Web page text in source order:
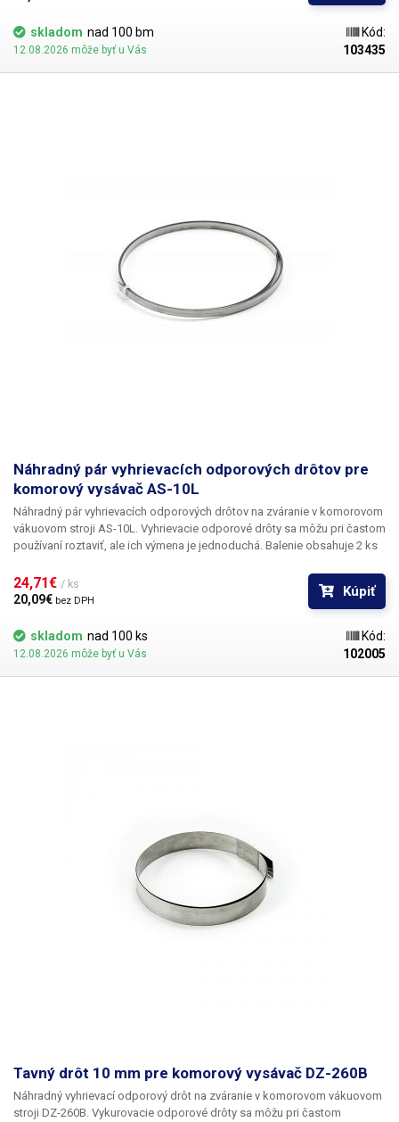
skladom nad 100 bm
12.08.2026 môže byť u Vás
Kód:
103435
Náhradný pár vyhrievacích odporových drôtov pre
komorový vysávač AS-10L
Náhradný pár vyhrievacích odporových drôtov na zváranie v komorovom
vákuovom stroji AS-10L. Vyhrievacie odporové drôty sa môžu pri častom
používaní roztaviť, ale ich výmena je jednoduchá. Balenie obsahuje 2 ks
Dĺžka: 740 mm Šírka: 5 mm
24,71€ / ks
20,09€ bez DPH
Kúpiť
skladom nad 100 ks
12.08.2026 môže byť u Vás
Kód:
102005
Tavný drôt 10 mm pre komorový vysávač DZ-260B
Náhradný vyhrievací odporový drôt na zváranie v komorovom vákuovom
stroji DZ-260B. Vykurovacie odporové drôty sa môžu pri častom